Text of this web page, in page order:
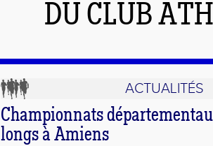
DU CLUB
ACTUALITÉS
Championnats
longs à Amiens